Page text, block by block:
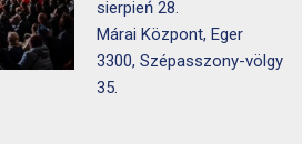
sierpień 28.
Márai Központ, Eger
3300, Szépasszony-völgy
35.